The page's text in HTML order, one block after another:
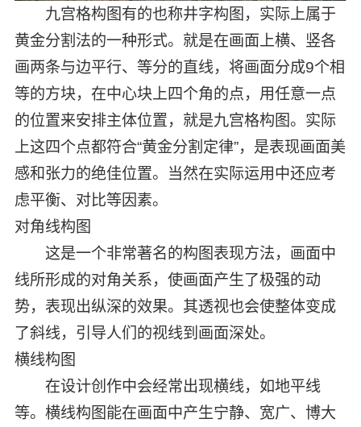
九宫格构图有的也称井字构图，实际上属于
黄金分割法的一种形式。就是在画面上横、竖各
画两条与边平行、等分的直线，将画面分成9个相
等的方块，在中心块上四个角的点，用任意一点
的位置来安排主体位置，就是九宫格构图。实际
上这四个点都符合“黄金分割定律”，是表现画面美
感和张力的绝佳位置。当然在实际运用中还应考
虑平衡、对比等因素。
对角线构图
这是一个非常著名的构图表现方法，画面中
线所形成的对角关系，使画面产生了极强的动
势，表现出纵深的效果。其透视也会使整体变成
了斜线，引导人们的视线到画面深处。
横线构图
在设计创作中会经常出现横线，如地平线
等。横线构图能在画面中产生宁静、宽广、博大